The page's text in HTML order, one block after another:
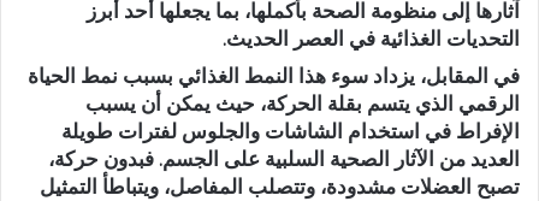
آثارها إلى منظومة الصحة بأكملها، بما يجعلها أحد أبرز
التحديات الغذائية في العصر الحديث.
في المقابل، يزداد سوء هذا النمط الغذائي بسبب نمط الحياة
الرقمي الذي يتسم بقلة الحركة، حيث يمكن أن يسبب
الإفراط في استخدام الشاشات والجلوس لفترات طويلة
العديد من الآثار الصحية السلبية على الجسم. فبدون حركة،
تصبح العضلات مشدودة، وتتصلب المفاصل، ويتباطأ التمثيل